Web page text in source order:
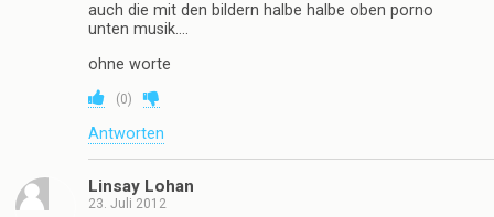
auch die mit den bildern halbe halbe oben porno
unten musik….
ohne worte
(0)
Antworten
Linsay Lohan
23. Juli 2012